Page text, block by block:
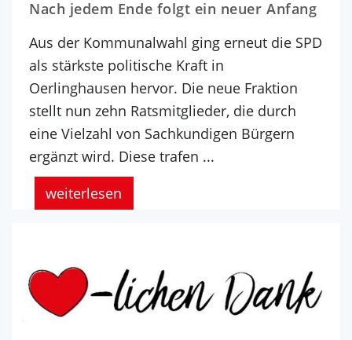
Nach jedem Ende folgt ein neuer Anfang
Aus der Kommunalwahl ging erneut die SPD
als stärkste politische Kraft in
Oerlinghausen hervor. Die neue Fraktion
stellt nun zehn Ratsmitglieder, die durch
eine Vielzahl von Sachkundigen Bürgern
ergänzt wird. Diese trafen ...
weiterlesen